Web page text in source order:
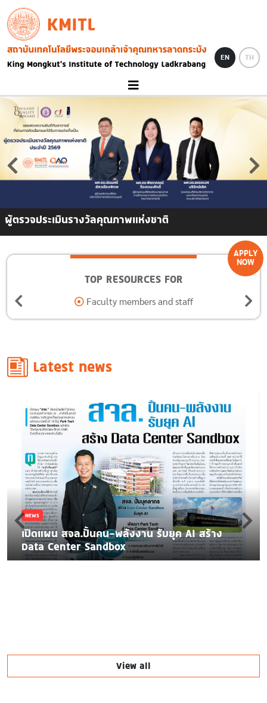
Skip to main content
KMITL
Image
EN TH
ผู้ตรวจประเมินรางวัลคุณภาพแห่งชาติ
APPLY
NOW
TOP RESOURCES FOR
Alumni
Latest news
NEWS
เปิดแผน สจล.ปั้นคน-พลังงาน รับยุค AI สร้าง
Data Center Sandbox
View all